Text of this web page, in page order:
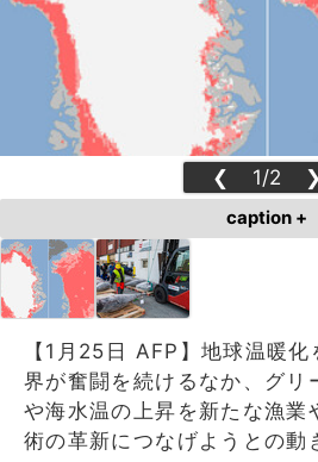
❮ 1/2 ❯
caption +
【1月25日 AFP】地球温暖
界が奮闘を続けるなか、グリ
や海水温の上昇を新たな漁業
術の革新につなげようとの動